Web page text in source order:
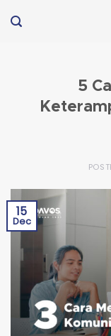
to
5
15
Dec